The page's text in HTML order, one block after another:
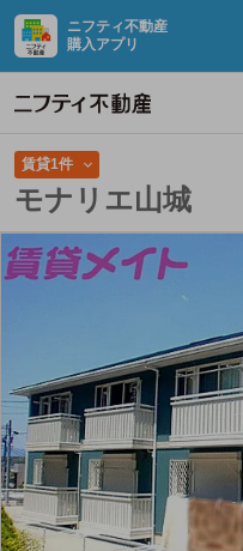
ニフティ不動産
購入アプリ
賃貸1件
モナリエ山城